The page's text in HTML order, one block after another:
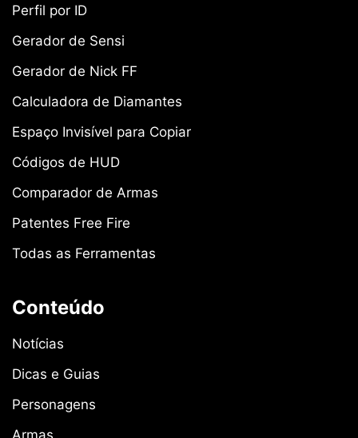
Perfil por ID
Gerador de Sensi
Gerador de Nick FF
Calculadora de Diamantes
Espaço Invisível para Copiar
Códigos de HUD
Comparador de Armas
Patentes Free Fire
Todas as Ferramentas
Conteúdo
Notícias
Dicas e Guias
Personagens
Armas